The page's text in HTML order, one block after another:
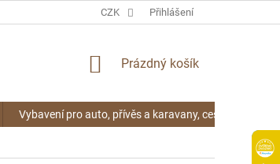
CZK Přihlášení
NÁKUPNÍ
Prázdný košík
Vybavení pro auto, přívěs a karavany, cestování